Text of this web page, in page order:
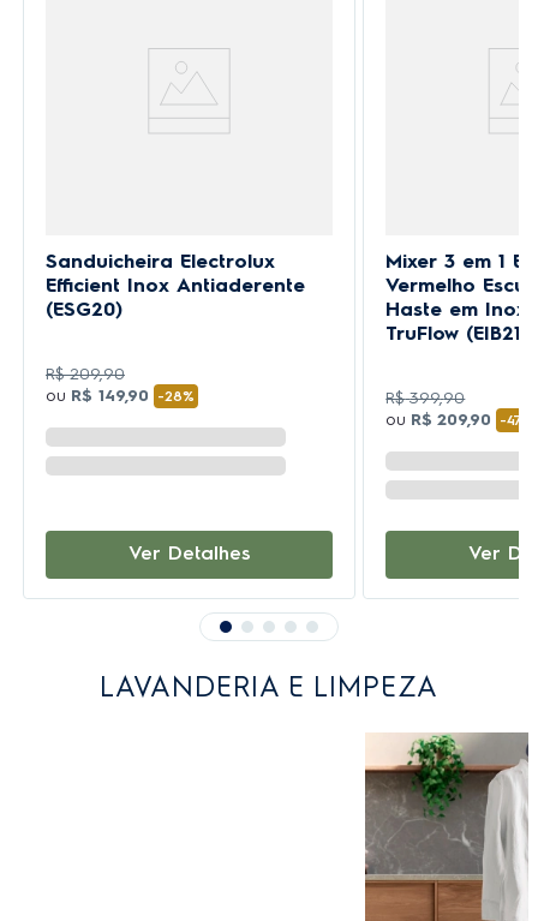
Sanduicheira Electrolux
Efficient Inox Antiaderente
(ESG20)
R$ 209,90
ou R$ 149,90 -28%
Ver Detalhes
Mixer 3 em 1
Vermelho
Haste em Inox
TruFlow (EIB21)
R$ 399,90
ou R$ 209,90 -47%
Ver
LAVANDERIA E LIMPEZA